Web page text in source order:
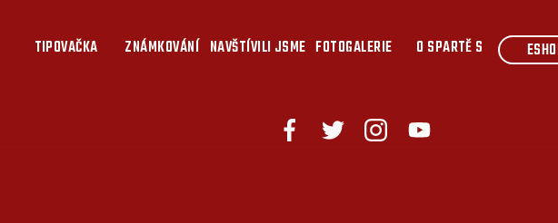
TIPOVAČKA ZNÁMKOVÁNÍ NAVŠTÍVILI JSME FOTOGALERIE O SPARTĚ S